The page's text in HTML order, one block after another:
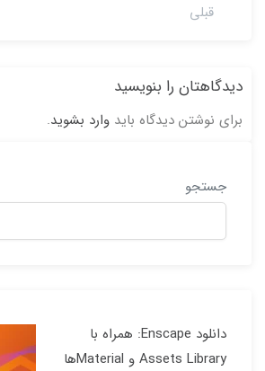
قبلی
دیدگاهتان را بنویسید
برای نوشتن دیدگاه باید وارد بشوید.
جستجو
دانلود Enscape: همراه با
Assets Library و Materialها